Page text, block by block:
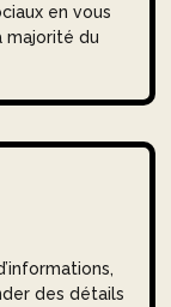
en vous
majorité du
des détails